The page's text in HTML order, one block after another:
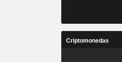
Criptomonedas